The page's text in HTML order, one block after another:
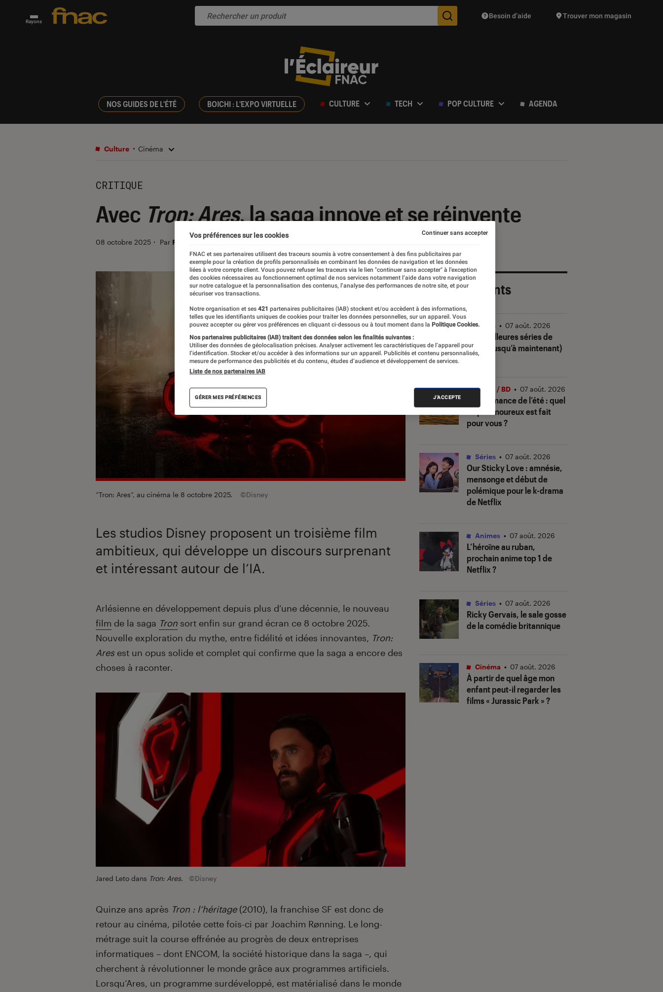
Rayons Des suggestions de produits vont vous être proposées
Besoin d’aide Trouver mon magasin
NOS GUIDES DE L'ÉTÉ BOICHI : L'EXPO VIRTUELLE CULTURE TECH POP CULTURE AGENDA
Culture Cinéma
CRITIQUE
Avec Tron: Ares, la saga innove et se réinvente
08 octobre 2025 ・ Par Robin Negre
“Tron: Ares”, au cinéma le 8 octobre 2025. ©Disney
Les studios Disney proposent un troisième film
ambitieux, qui développe un discours surprenant
et intéressant autour de l’IA.
Introduction
Arlésienne en développement depuis plus d’une décennie, le nouveau
film de la saga Tron sort enfin sur grand écran ce 8 octobre 2025.
Nouvelle exploration du mythe, entre fidélité et idées innovantes, Tron:
Aresest un opus solide et complet qui confirme que la saga a encore des
choses à raconter.
Jared Leto dans Tron: Ares. ©Disney
Quinze ans après Tron : l’héritage(2010), la franchise SF est donc de
retour au cinéma, pilotée cette fois-ci par Joachim Rønning. Le long-
métrage suit la course effrénée au progrès de deux entreprises
informatiques – dont ENCOM, la société historique dans la saga –, qui
cherchent à révolutionner le monde grâce aux programmes artificiels.
Lorsqu’Ares, un programme surdéveloppé, est matérialisé dans le monde
Les plus récents
Les meilleures séries de
2026 (jusqu’à maintenant)
Séries • 07 août. 2026
Quiz romance de l’été : quel
trope amoureux est fait
pour vous ?
Livres / BD • 07 août. 2026
Our Sticky Love: amnésie,
mensonge et début de
polémique pour le k-drama
de Netflix
Séries • 07 août. 2026
L’héroïne au ruban,
prochain anime top 1 de
Netflix ?
Animes • 07 août. 2026
Ricky Gervais, le sale gosse
de la comédie britannique
Séries • 07 août. 2026
À partir de quel âge mon
enfant peut-il regarder les
films « Jurassic Park » ?
Cinéma • 07 août. 2026
Vos préférences sur les cookies
FNAC et ses partenaires utilisent des traceurs soumis à votre consentement à des fins publicitaires par
exemple pour la création de profils personnalisés en combinant les données de navigation et les données
liées à votre compte client. Vous pouvez refuser les traceurs via le lien "continuer sans accepter" à l’exception
des cookies nécessaires au fonctionnement optimal de nos services notamment l’aide dans votre navigation
sur notre catalogue et la personnalisation des contenus, l’analyse des performances de notre site, et pour
sécuriser vos transactions.
Notre organisation et ses 421 partenaires publicitaires (IAB) stockent et/ou accèdent à des informations,
telles que les identifiants uniques de cookies pour traiter les données personnelles, sur un appareil. Vous
pouvez accepter ou gérer vos préférences en cliquant ci-dessous ou à tout moment dans la Politique Cookies.
Nos partenaires publicitaires (IAB) traitent des données selon les finalités suivantes :
Utiliser des données de géolocalisation précises. Analyser activement les caractéristiques de l’appareil pour
l’identification. Stocker et/ou accéder à des informations sur un appareil. Publicités et contenu personnalisés,
mesure de performance des publicités et du contenu, études d’audience et développement de services.
Liste de nos partenaires IAB
GÉRER MES PRÉFÉRENCES J'ACCEPTE
Continuer sans accepter